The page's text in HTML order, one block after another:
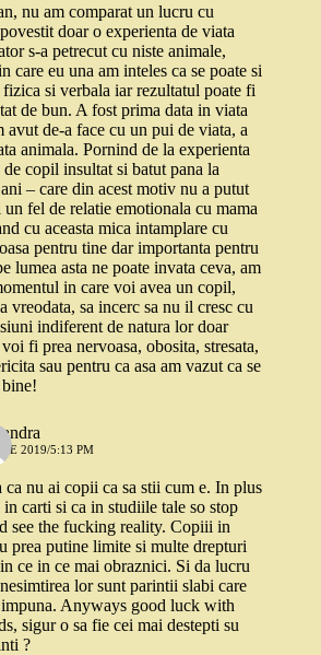
nu am comparat un lucru cu
doar o experienta de viata
s-a petrecut cu niste animale,
care eu una am inteles ca se poate si
si verbala iar rezultatul poate fi
de bun. A fost prima data in viata
avut de-a face cu un pui de viata, a
animala. Pornind de la experienta
de copil insultat si batut pana la
– care din acest motiv nu a putut
fel de relatie emotionala cu mama
cu aceasta mica intamplare cu
pentru tine dar importanta pentru
lumea asta ne poate invata ceva, am
in care voi avea un copil,
vreodata, sa incerc sa nu il cresc cu
indiferent de natura lor doar
fi prea nervoasa, obosita, stresata,
sau pentru ca asa am vazut ca se
2019/5:13 PM
ca nu ai copii ca sa stii cum e. In plus
in carti si ca in studiile tale so stop
see the fucking reality. Copiii in
prea putine limite si multe drepturi
ce in ce mai obraznici. Si da lucru
lor sunt parintii slabi care
impuna. Anyways good luck with
sigur o sa fie cei mai destepti su
?